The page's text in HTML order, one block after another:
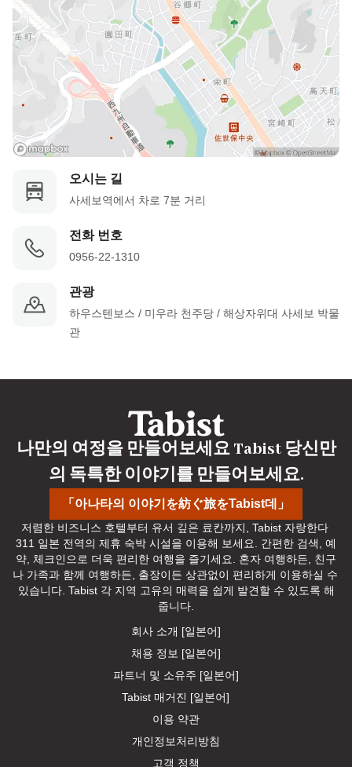
오시는 길
사세보역에서 차로 7분 거리
전화 번호
0956-22-1310
관광
하우스텐보스 / 미우라 천주당 / 해상자위대 사세보 박물
관
「아나타의 이야기を紡ぐ旅をTabist데」
나만의 여정을 만들어보세요 Tabist 당신만
의 독특한 이야기를 만들어보세요.
저렴한 비즈니스 호텔부터 유서 깊은 료칸까지, Tabist 자랑한다
311 일본 전역의 제휴 숙박 시설을 이용해 보세요. 간편한 검색, 예
약, 체크인으로 더욱 편리한 여행을 즐기세요. 혼자 여행하든, 친구
나 가족과 함께 여행하든, 출장이든 상관없이 편리하게 이용하실 수
있습니다. Tabist 각 지역 고유의 매력을 쉽게 발견할 수 있도록 해
줍니다.
회사 소개 [일본어]
채용 정보 [일본어]
파트너 및 소유주 [일본어]
Tabist 매거진 [일본어]
이용 약관
개인정보처리방침
고객 정책